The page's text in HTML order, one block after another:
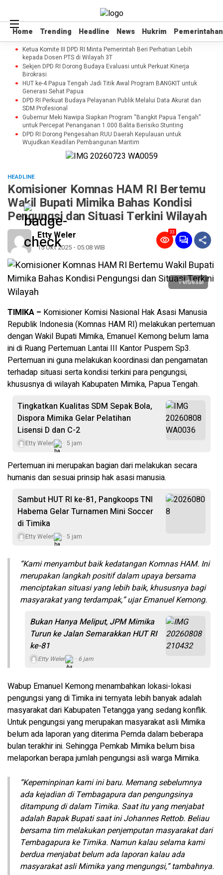
Home Trending Headline News Hukrim Pemerintahan
Home Trending Headline News Hukrim Pemerintahan
Ketua Komite III DPD RI Minta Pemerintah Beri Perhatian Lebih
kepada Dosen PTS di Wilayah 3T
Sekjen DPD RI Dorong Budaya Evaluasi untuk Perkuat Kinerja
Birokrasi
HUT ke-4 Papua Tengah Jadi Titik Awal Program BANGKIT untuk
Generasi Sehat Papua
DPD RI Perkuat Budaya Pelayanan Publik Melalui Data Akurat dan
SDM Profesional
Gubernur Meki Nawipa Siapkan Program “Bangkit Papua Tengah”
untuk Percepat Penanganan 1.000 Balita Berisiko Stunting
DPD RI Dorong Pengesahan RUU Daerah Kepulauan untuk
Wujudkan Keadilan Pembangunan Maritim
HEADLINE
Komisioner Komnas HAM RI Bertemu
Wakil Bupati Mimika Bahas Kondisi
Pengungsi dan Situasi Terkini Wilayah
Etty Weler
15 Okt 2025 - 05:08 WIB
33
Perbesar
TIMIKA – Komisioner Komisi Nasional Hak Asasi Manusia
Republik Indonesia (Komnas HAM RI) melakukan pertemuan
dengan Wakil Bupati Mimika, Emanuel Kemong belum lama
ini di Ruang Pertemuan Lantai III Kantor Puspem Sp3.
Pertemuan ini guna melakukan koordinasi dan pengamatan
terhadap situasi serta kondisi terkini para pengungsi,
khususnya di wilayah Kabupaten Mimika, Papua Tengah.
Tingkatkan Kualitas SDM Sepak Bola,
Dispora Mimika Gelar Pelatihan
Lisensi D dan C-2
Etty Weler 5 jam
Pertemuan ini merupakan bagian dari melakukan secara
humanis dan sesuai prinsip hak asasi manusia.
Sambut HUT RI ke-81, Pangkoops TNI
Habema Gelar Turnamen Mini Soccer
di Timika
Etty Weler 5 jam
“Kami menyambut baik kedatangan Komnas HAM. Ini
merupakan langkah positif dalam upaya bersama
menciptakan situasi yang lebih baik, khususnya bagi
masyarakat yang terdampak,” ujar Emanuel Kemong.
Bukan Hanya Meliput, JPM Mimika
Turun ke Jalan Semarakkan HUT RI
ke-81
Etty Weler 6 jam
Wabup Emanuel Kemong menambahkan lokasi-lokasi
pengungsi yang di Timika ini ternyata lebih banyak adalah
masyarakat dari Kabupaten Tetangga yang sedang konflik.
Untuk pengungsi yang merupakan masyarakat asli Mimika
belum ada laporan yang diterima Pemda dalam beberapa
bulan terakhir ini. Sehingga Pemkab Mimika belum bisa
melaporkan berapa jumlah pengungsi asli warga Mimika.
“Kepeminpinan kami ini baru. Memang sebelumnya
ada kejadian di Tembagapura dan pengungsinya
ditampung di dalam Timika. Saat itu yang menjabat
adalah Bapak Bupati saat ini Johannes Rettob. Beliau
bersama tim melakukan penjemputan masyarakat dari
Tembagapura ke Timika. Namun kalau selama kami
berdua menjabat belum ada laporan kalau ada
masyarakat asli Mimika yang mengungsi,” tambahnya.